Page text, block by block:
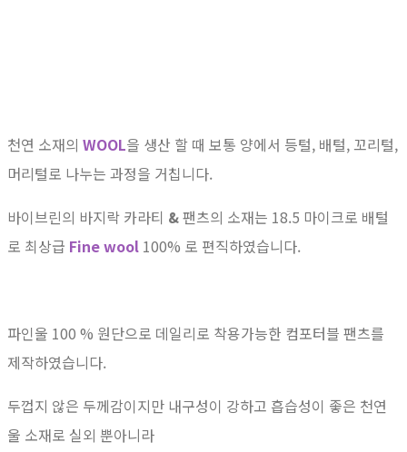
천연 소재의 WOOL을 생산 할 때 보통 양에서 등털, 배털, 꼬리털,
머리털로 나누는 과정을 거칩니다.
바이브린의 바지락 카라티 &팬츠의 소재는 18.5 마이크로 배털
로 최상급 Fine wool 100% 로 편직하였습니다.
파인울 100 % 원단으로 데일리로 착용가능한 컴포터블 팬츠를
제작하였습니다.
두껍지 않은 두께감이지만 내구성이 강하고 흡습성이 좋은 천연
울 소재로 실외 뿐아니라